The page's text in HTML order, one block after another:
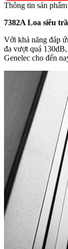
Thông tin sản phẩm
7382A Loa siêu
Với khả năng đáp
đa vượt quá
Genelec cho đến